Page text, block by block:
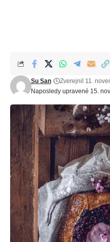
Naposledy upravené 15.
Su San Zverejnil 11.